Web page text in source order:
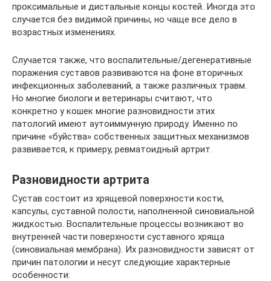
проксимальные и дистальные концы костей. Иногда это
случается без видимой причины, но чаще все дело в
возрастных изменениях.
Случается также, что воспалительные/дегенеративные
поражения суставов развиваются на фоне вторичных
инфекционных заболеваний, а также различных травм.
Но многие биологи и ветеринары считают, что
конкретно у кошек многие разновидности этих
патологий имеют аутоиммунную природу. Именно по
причине «буйства» собственных защитных механизмов
развивается, к примеру, ревматоидный артрит.
Разновидности артрита
Сустав состоит из хрящевой поверхности кости,
капсулы, суставной полости, наполненной синовиальной
жидкостью. Воспалительные процессы возникают во
внутренней части поверхности суставного хряща
(синовиальная мембрана). Их разновидности зависят от
причин патологии и несут следующие характерные
особенности: